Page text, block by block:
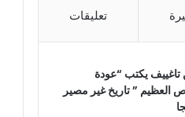
تعليقات
تاغييف يكتب “عودة
العظيم ” تاريخ غير مصير